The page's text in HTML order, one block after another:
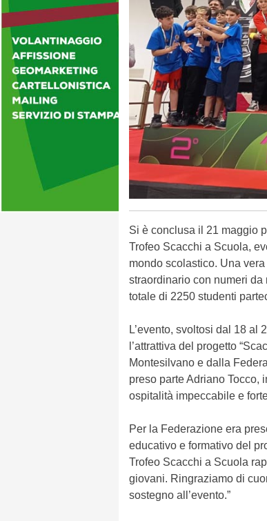
Si è conclusa il 21 maggio
Trofeo Scacchi a Scuola,
mondo scolastico. Una
straordinario con numeri da
totale di 2250 studenti
L’evento, svoltosi dal 18 al
l’attrattiva del progetto
Montesilvano e dalla
preso parte Adriano Tocco,
ospitalità impeccabile e
Per la Federazione era
educativo e formativo del
Trofeo Scacchi a Scuola
giovani. Ringraziamo di
sostegno all’evento.”